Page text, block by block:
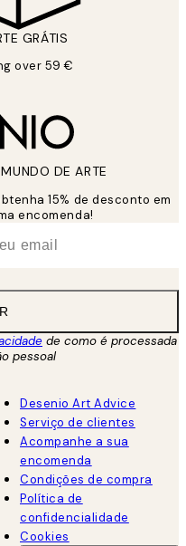
GRÁTIS
over 59 €
DE ARTE
15% de desconto em
encomenda!
de como é processada
pessoal
Desenio Art Advice
Serviço de clientes
Acompanhe a sua
encomenda
Condições de compra
Política de
confidencialidade
Cookies